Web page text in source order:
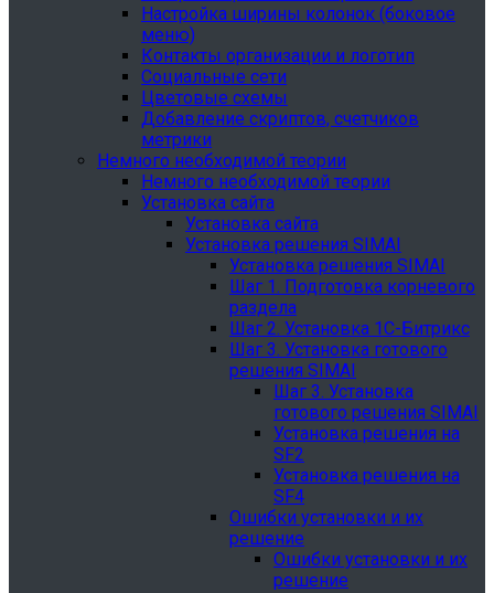
Настройка ширины колонок (боковое
меню)
Контакты организации и логотип
Социальные сети
Цветовые схемы
Добавление скриптов, счетчиков
метрики
Немного необходимой теории
Немного необходимой теории
Установка сайта
Установка сайта
Установка решения SIMAI
Установка решения SIMAI
Шаг 1. Подготовка корневого
раздела
Шаг 2. Установка 1С-Битрикс
Шаг 3. Установка готового
решения SIMAI
Шаг 3. Установка
готового решения SIMAI
Установка решения на
SF2
Установка решения на
SF4
Ошибки установки и их
решение
Ошибки установки и их
решение